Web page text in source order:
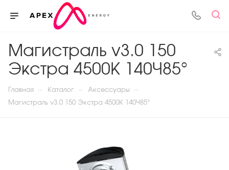
Магистраль v3.0 150
Экстра 4500К 140×85°
Главная — Каталог — Аксессуары —
Магистраль v3.0 150 Экстра 4500К 140×85°